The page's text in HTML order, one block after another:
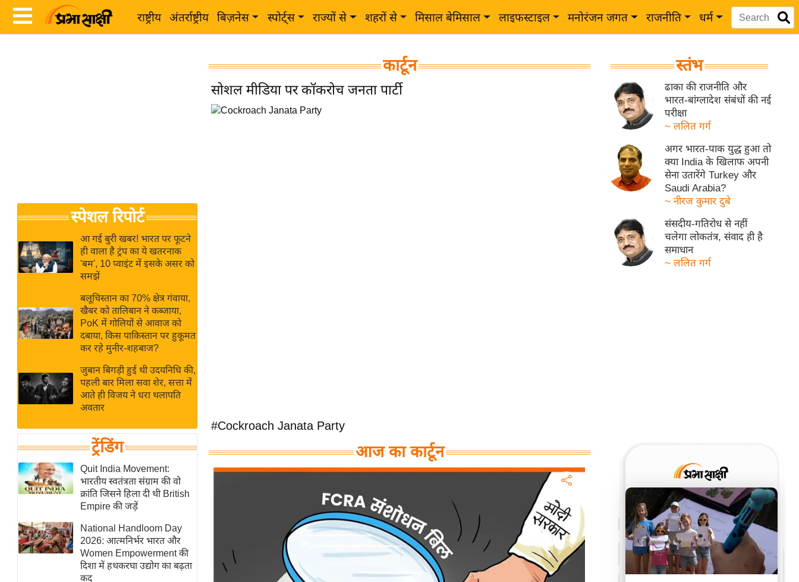
राष्ट्रीय अंतर्राष्ट्रीय बिज़नेस स्पोर्ट्स राज्यों से शहरों से मिसाल बेमिसाल लाइफस्टाइल मनोरंजन जगत राजनीति धर्म
Breaking
News in
Hindi
Hindi
Hindi
Videos
जगत
राय
बजट
क्रिकेट
IPL
2026
ई-पेपर
मिसाल बेमिसाल
शख्सियत
यंग इंडिया
साहित्य जगत
ऑटो वर्ल्ड
न्यूज ब्रीफ
मनोरंजन जगत
बॉलीवुड
हॉलीवुड
फिल्म समीक्षा
Breaking
स्पेशल रिपोर्ट
आ गई बुरी खबर! भारत पर फूटने
ही वाला है ट्रंप का ये खतरनाक
'बम', 10 प्वाइंट में इसके असर को
समझें
बलूचिस्तान का 70% क्षेत्र गंवाया,
खैबर को तालिबान ने कब्जाया,
PoK में गोलियों से आवाज को
दबाया, किस पाकिस्तान पर हुकूमत
कर रहे मुनीर-शहबाज?
जुबान बिगड़ी हुई थी उदयनिधि की,
पहली बार मिला सवा शेर, सत्ता में
आते ही विजय ने धरा थलापति
अवतार
ट्रेंडिंग
Quit India Movement:
भारतीय स्वतंत्रता संग्राम की वो
क्रांति जिसने हिला दी थी British
Empire की जड़ें
National Handloom Day
2026: आत्मनिर्भर भारत और
Women Empowerment की
दिशा में हथकरघा उद्योग का बढ़ता
कद
कार्टून
सोशल मीडिया पर कॉकरोच जनता पार्टी
#Cockroach Janata Party
आज का कार्टून
स्तंभ
ढाका की राजनीति और
भारत-बांग्लादेश संबंधों की नई
परीक्षा
~ ललित गर्ग
अगर भारत-पाक युद्ध हुआ तो
क्या India के खिलाफ अपनी
सेना उतारेंगे Turkey और
Saudi Arabia?
~ नीरज कुमार दुबे
संसदीय-गतिरोध से नहीं
चलेगा लोकतंत्र, संवाद ही है
समाधान
~ ललित गर्ग